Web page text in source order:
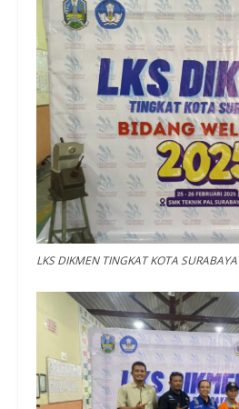
LKS DIKMEN TINGKAT KOTA SURABAYA